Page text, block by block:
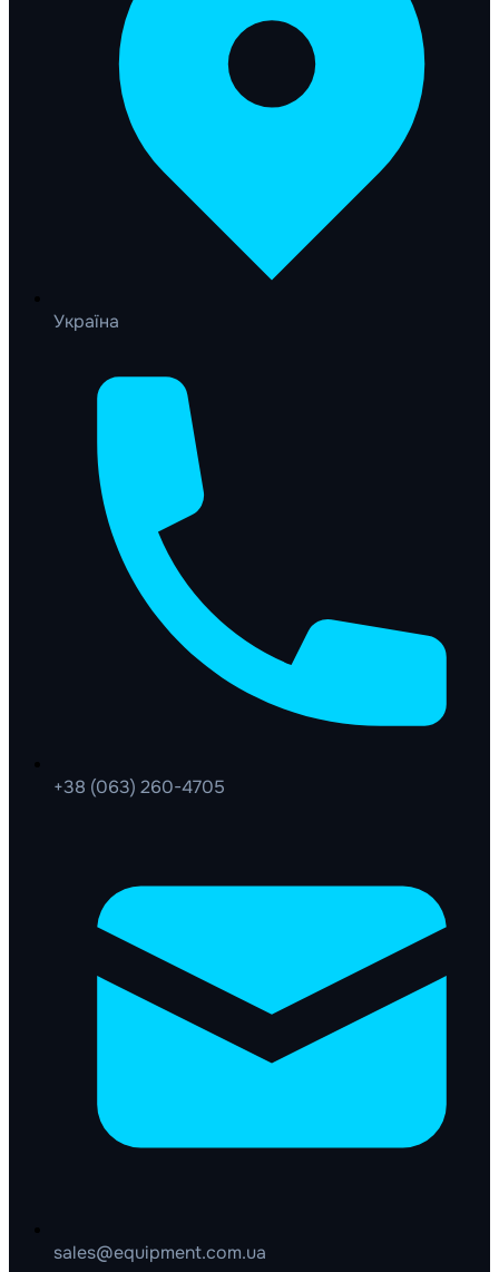
Україна
+38 (063) 260-4705
sales@equipment.com.ua